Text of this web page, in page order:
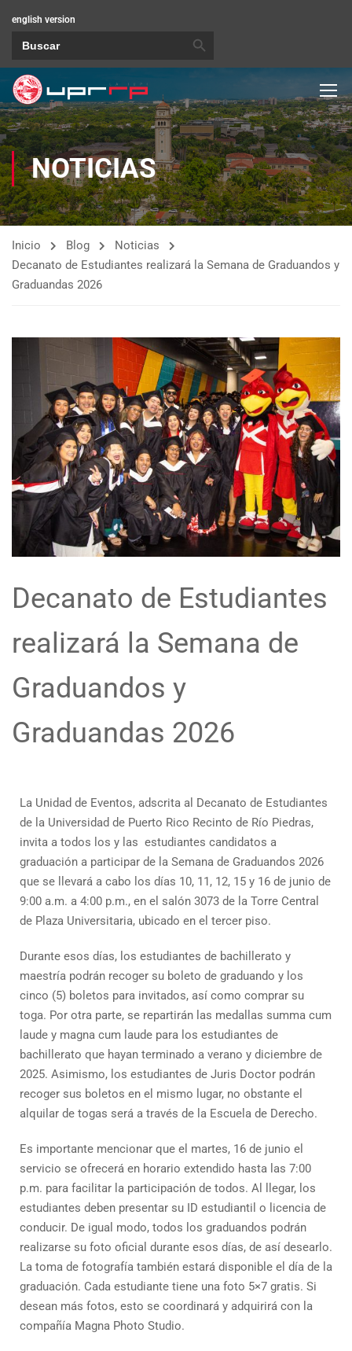
english version
NOTICIAS
Inicio Blog
Noticias
Decanato de Estudiantes realizará la Semana de Graduandos y
Graduandas 2026
Decanato de Estudiantes
realizará la Semana de
Graduandos y
Graduandas 2026
La Unidad de Eventos, adscrita al Decanato de Estudiantes
de la Universidad de Puerto Rico Recinto de Río Piedras,
invita a todos los y las estudiantes candidatos a
graduación a participar de la Semana de Graduandos 2026
que se llevará a cabo los días 10, 11, 12, 15 y 16 de junio de
9:00 a.m. a 4:00 p.m., en el salón 3073 de la Torre Central
de Plaza Universitaria, ubicado en el tercer piso.
Durante esos días, los estudiantes de bachillerato y
maestría podrán recoger su boleto de graduando y los
cinco (5) boletos para invitados, así como comprar su
toga. Por otra parte, se repartirán las medallas summa cum
laude y magna cum laude para los estudiantes de
bachillerato que hayan terminado a verano y diciembre de
2025. Asimismo, los estudiantes de Juris Doctor podrán
recoger sus boletos en el mismo lugar, no obstante el
alquilar de togas será a través de la Escuela de Derecho.
Es importante mencionar que el martes, 16 de junio el
servicio se ofrecerá en horario extendido hasta las 7:00
p.m. para facilitar la participación de todos. Al llegar, los
estudiantes deben presentar su ID estudiantil o licencia de
conducir. De igual modo, todos los graduandos podrán
realizarse su foto oficial durante esos días, de así desearlo.
La toma de fotografía también estará disponible el día de la
graduación. Cada estudiante tiene una foto 5×7 gratis. Si
desean más fotos, esto se coordinará y adquirirá con la
compañía Magna Photo Studio.